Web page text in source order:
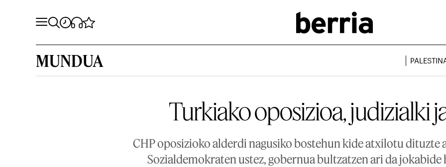
MUNDUA
Turkiako oposizioa, judizialki
CHP oposizioko alderdi nagusiko bostehun kide atxilotu dituzte
Sozialdemokraten ustez, gobernua bultzatzen ari da